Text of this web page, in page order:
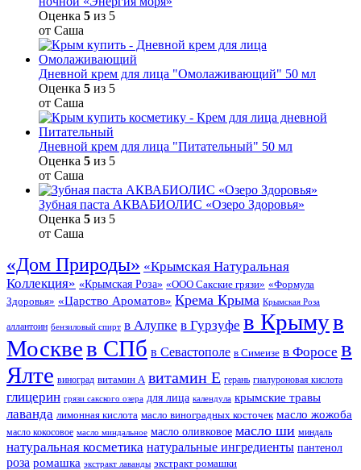
Оценка 5 из 5
от Саша
Дневной крем для лица "Омолаживающий" 50 мл
Оценка 5 из 5
от Саша
Дневной крем для лица "Питательный" 50 мл
Оценка 5 из 5
от Саша
Зубная паста АКВАБИОЛИС «Озеро Здоровья»
Оценка 5 из 5
от Саша
«Дом Природы» «Крымская Натуральная
Коллекция» «Крымская Роза» «ООО Сакские грязи» «Формула
Здоровья» «Царство Ароматов» Крема Крыма Крымская Роза
аллантоин бензиловый спирт в Алупке в Гурзуфе в Крымув
Москвев СПб в Севастополе в Симеизе в Форосе в
Ялте виноград витамин А витамин Е герань гиалуроновая кислота
глицерин грязи сакского озера для лица календула крымские травы
лаванда лимонная кислота масло виноградных косточек масло жожоба
масло кокосовое масло миндальное масло оливковое масло ши миндаль
натуральная косметика натуральные ингредиенты пантенол
роза ромашка экстракт лаванды экстракт ромашки